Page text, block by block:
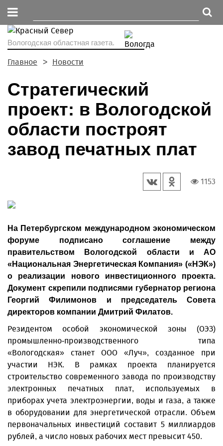
Вологодская областная газета.
Главное Новости
Стратегический
проект: в Вологодской
области построят
завод печатных плат
1153
На Петербургском международном экономическом
форуме подписано соглашение между
правительством Вологодской области и АО
«Национальная Энергетическая Компания» («НЭК»)
о реализации нового инвестиционного проекта.
Документ скрепили подписями губернатор региона
Георгий Филимонов и председатель Совета
директоров компании Дмитрий Филатов.
Резидентом особой экономической зоны (ОЭЗ)
промышленно-производственного типа
«Вологодская» станет ООО «Луч», созданное при
участии НЭК. В рамках проекта планируется
строительство современного завода по производству
электронных печатных плат, используемых в
приборах учета электроэнергии, воды и газа, а также
в оборудовании для энергетической отрасли. Объем
первоначальных инвестиций составит 5 миллиардов
рублей, а число новых рабочих мест превысит 450.